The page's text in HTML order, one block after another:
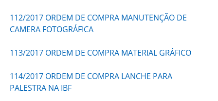
112/2017 ORDEM DE COMPRA MANUTENÇÃO DE
CAMERA FOTOGRÁFICA
113/2017 ORDEM DE COMPRA MATERIAL GRÁFICO
114/2017 ORDEM DE COMPRA LANCHE PARA
PALESTRA NA IBF